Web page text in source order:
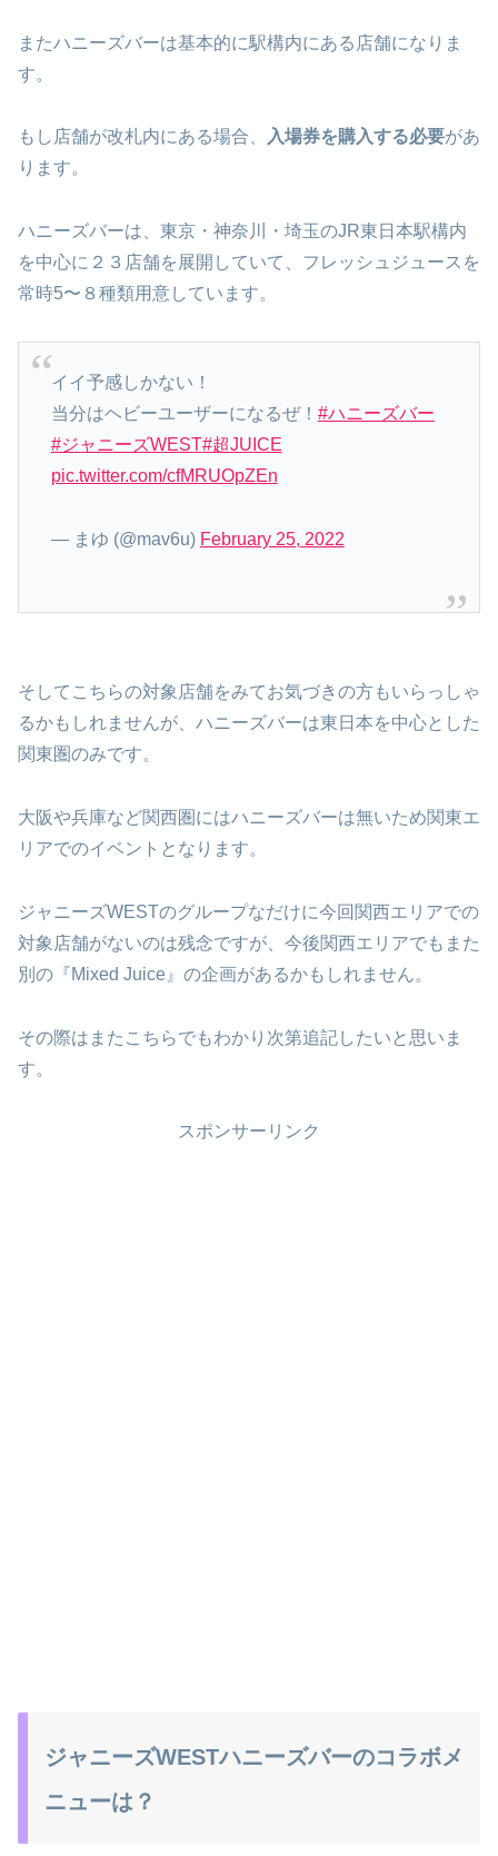
またハニーズバーは基本的に駅構内にある店舗になりま
す。
もし店舗が改札内にある場合、 入場券を購入する必要があ
ります。
ハニーズバーは、東京・神奈川・埼玉のJR東日本駅構内
を中心に２３店舗を展開していて、フレッシュジュースを
常時5〜８種類用意しています。
イイ予感しかない！
当分はヘビーユーザーになるぜ！ #ハニーズバー
#ジャニーズWEST#超JUICE
pic.twitter.com/cfMRUOpZEn
— まゆ (@mav6u) February 25, 2022
そしてこちらの対象店舗をみてお気づきの方もいらっしゃ
るかもしれませんが、ハニーズバーは東日本を中心とした
関東圏のみです。
大阪や兵庫など関西圏にはハニーズバーは無いため関東エ
リアでのイベントとなります。
ジャニーズWESTのグループなだけに今回関西エリアでの
対象店舗がないのは残念ですが、今後関西エリアでもまた
別の『Mixed Juice』の企画があるかもしれません。
その際はまたこちらでもわかり次第追記したいと思いま
す。
スポンサーリンク
ジャニーズWESTハニーズバーのコラボメ
ニューは？